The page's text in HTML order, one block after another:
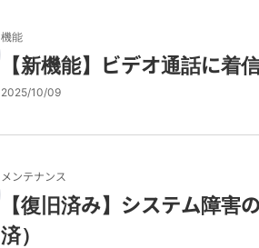
機能
【新機能】ビデオ通話に着
2025/10/09
メンテナンス
【復旧済み】システム障害
済）